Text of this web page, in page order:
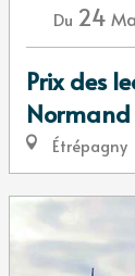
Du 24
Prix des
Étrépagny